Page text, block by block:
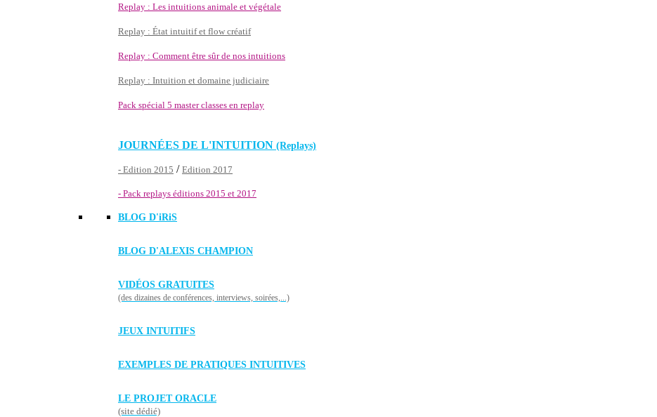
Replay : Les intuitions animale et végétale
Replay : État intuitif et flow créatif
Replay : Comment être sûr de nos intuitions
Replay : Intuition et domaine judiciaire
Pack spécial 5 master classes en replay
JOURNÉES DE L'INTUITION (Replays)
- Edition 2015 / Edition 2017
- Pack replays éditions 2015 et 2017
BLOG D'iRiS
BLOG D'ALEXIS CHAMPION
VIDÉOS GRATUITES
(des dizaines de conférences, interviews, soirées,...)
JEUX INTUITIFS
EXEMPLES DE PRATIQUES INTUITIVES
LE PROJET ORACLE
(site dédié)